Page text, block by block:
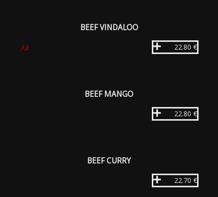
BEEF VINDALOO
22.80 €
BEEF MANGO
22.80 €
BEEF CURRY
22.70 €